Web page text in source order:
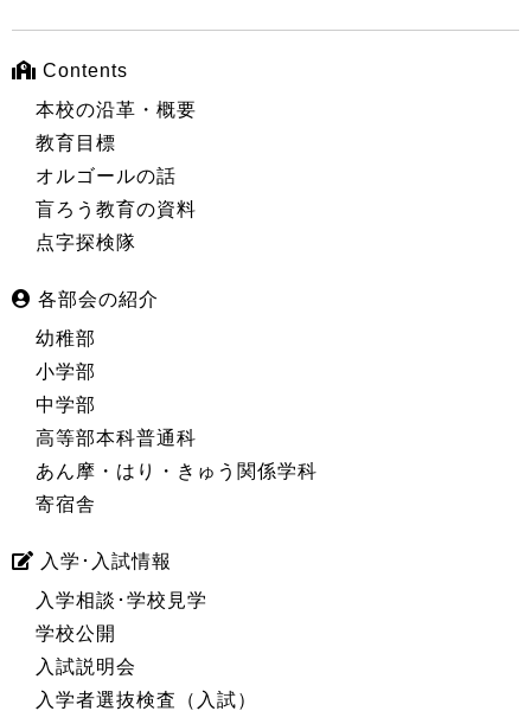
Contents
本校の沿革・概要
教育目標
オルゴールの話
盲ろう教育の資料
点字探検隊
各部会の紹介
幼稚部
小学部
中学部
高等部本科普通科
あん摩・はり・きゅう関係学科
寄宿舎
入学･入試情報
入学相談･学校見学
学校公開
入試説明会
入学者選抜検査（入試）